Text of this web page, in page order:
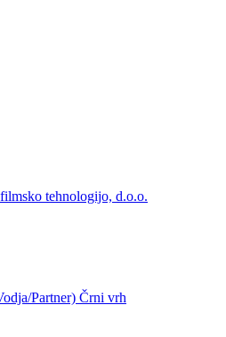
tehnologijo, d.o.o.
Partner) Črni vrh